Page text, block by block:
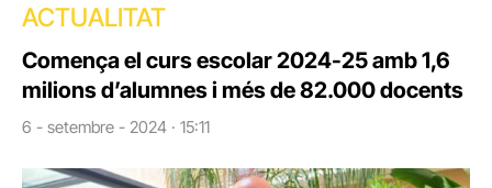
ACTUALITAT
Comença el curs escolar 2024-25 amb 1,6
milions d’alumnes i més de 82.000 docents
6 - setembre - 2024 · 15:11